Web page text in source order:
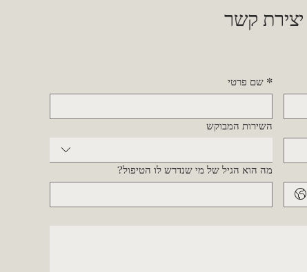
יצירת קשר
* שם פרטי
השירות המבוקש
מה הוא הגיל של מי שנדרש לו הטיפול?